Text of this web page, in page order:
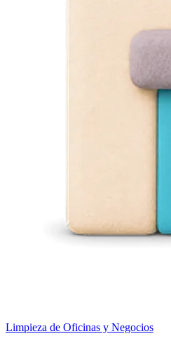
Limpieza de Oficinas y Negocios